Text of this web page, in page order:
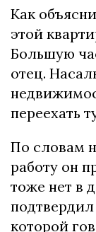
Как
этой
Большую
отец.
переехать
По словам
работу он
тоже нет в
которой